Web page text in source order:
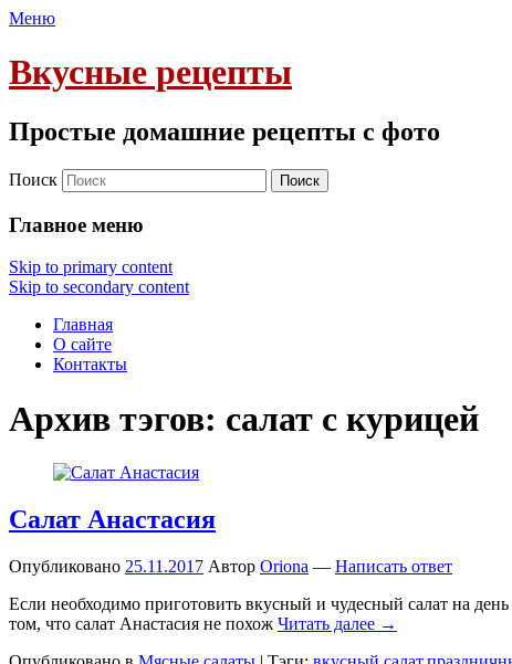
Меню
Вкусные рецепты
Простые домашние рецепты с фото
Поиск
Главное меню
Skip to primary content
Skip to secondary content
Главная
О сайте
Контакты
Архив тэгов: салат с курицей
Салат Анастасия
Опубликовано 25.11.2017 Автор Oriona — Написать ответ
Если необходимо приготовить вкусный и чудесный салат на
том, что салат Анастасия не похож Читать далее →